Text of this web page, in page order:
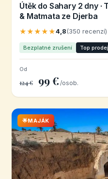
Útěk do Sahary 2 dny ·
& Matmata ze Djerba
★★★★★4,8(350 recenzí)
Bezplatné zrušení Top prodej
Od
124 € 99 € /osob.
🌟MAJÁK